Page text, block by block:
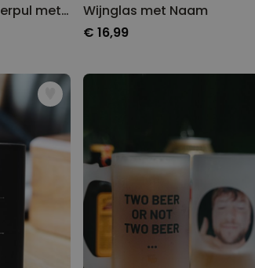
Gepersonaliseerde bierpul met logo en gezicht
Wijnglas met Naam
€ 16,99